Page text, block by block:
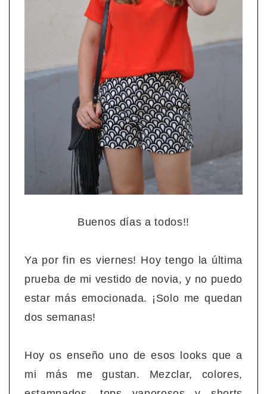
Buenos días a todos!!
Ya por fin es viernes! Hoy tengo la última
prueba de mi vestido de novia, y no puedo
estar más emocionada. ¡Solo me quedan
dos semanas!
Hoy os enseño uno de esos looks que a
mi más me gustan. Mezclar, colores,